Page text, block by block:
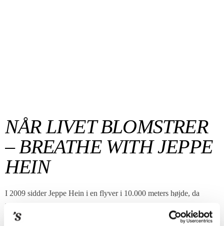
NÅR LIVET BLOMSTRER
– BREATHE WITH JEPPE
HEIN
I 2009 sidder Jeppe Hein i en flyver i 10.000 meters højde, da
han får et angstanfald og ikke kan trække vejret. Efter et år med
over 15 udstillinger og utallige rejser siger hans krop simpelthen